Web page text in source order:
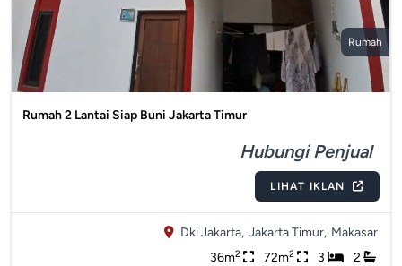
Rumah
Rumah 2 Lantai Siap Buni Jakarta Timur
Hubungi Penjual
LIHAT IKLAN
Dki Jakarta, Jakarta Timur, Makasar
36m2 72m2 3 2